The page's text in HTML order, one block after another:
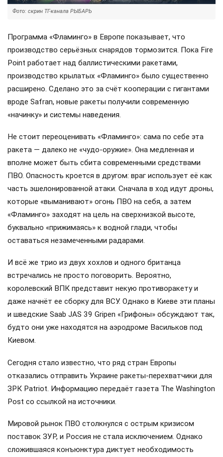
Фото: скрин ТГ-канала РЫБАРЬ
Программа «Фламинго» в Европе показывает, что
производство серьёзных снарядов тормозится. Пока Fire
Point работает над баллистическими ракетами,
производство крылатых «Фламинго» было существенно
расширено. Сделано это за счёт кооперации с гигантами
вроде Safran, новые ракеты получили современную
«начинку» и системы наведения.
Не стоит переоценивать «Фламинго»: сама по себе эта
ракета — далеко не «чудо-оружие». Она медленная и
вполне может быть сбита современными средствами
ПВО. Опасность кроется в другом: враг использует её как
часть эшелонированной атаки. Сначала в ход идут дроны,
которые «выманивают» огонь ПВО на себя, а затем
«Фламинго» заходят на цель на сверхнизкой высоте,
буквально «прижимаясь» к водной глади, чтобы
оставаться незамеченными радарами.
И всё же трио из двух хохлов и одного британца
встречались не просто поговорить. Вероятно,
королевский ВПК представит некую противоракету и
даже начнёт ее сборку для ВСУ. Однако в Киеве эти планы
и шведские Saab JAS 39 Gripen «Грифоны» обсуждают так,
будто они уже находятся на аэродроме Васильков под
Киевом.
Сегодня стало известно, что ряд стран Европы
отказались отправить Украине ракеты-перехватчики для
ЗРК Patriot. Информацию передаёт газета The Washington
Post со ссылкой на источники.
Мировой рынок ПВО столкнулся с острым кризисом
поставок ЗУР, и Россия не стала исключением. Однако
сложившаяся конъюнктура диктует необходимость